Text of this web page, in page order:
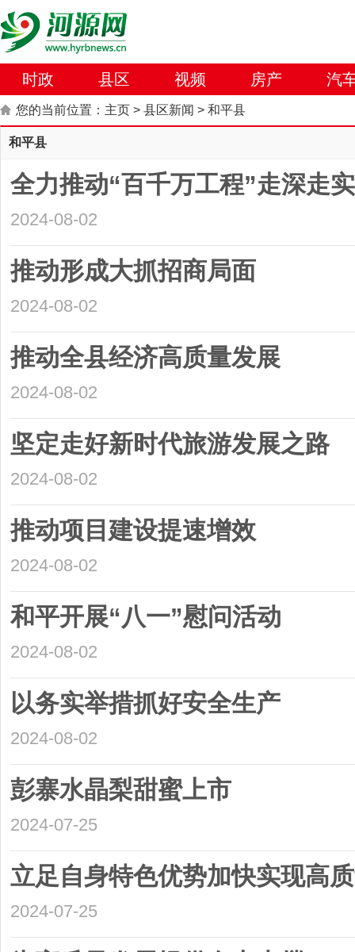
时政 县区 视频 房产 汽
您的当前位置： 主页 > 县区新闻 > 和平县
和平县
全力推动“百千万工程”走深走实
2024-08-02
推动形成大抓招商局面
2024-08-02
推动全县经济高质量发展
2024-08-02
坚定走好新时代旅游发展之路
2024-08-02
推动项目建设提速增效
2024-08-02
和平开展“八一”慰问活动
2024-08-02
以务实举措抓好安全生产
2024-08-02
彭寨水晶梨甜蜜上市
2024-07-25
立足自身特色优势加快实现高
2024-07-25